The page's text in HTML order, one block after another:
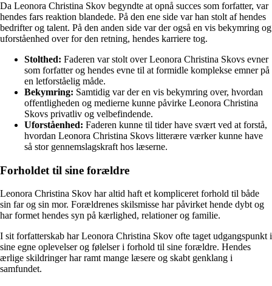
Da Leonora Christina Skov begyndte at opnå succes som forfatter, var
hendes fars reaktion blandede. På den ene side var han stolt af hendes
bedrifter og talent. På den anden side var der også en vis bekymring og
uforståenhed over for den retning, hendes karriere tog.
Stolthed: Faderen var stolt over Leonora Christina Skovs evner
som forfatter og hendes evne til at formidle komplekse emner på
en letforståelig måde.
Bekymring: Samtidig var der en vis bekymring over, hvordan
offentligheden og medierne kunne påvirke Leonora Christina
Skovs privatliv og velbefindende.
Uforståenhed: Faderen kunne til tider have svært ved at forstå,
hvordan Leonora Christina Skovs litterære værker kunne have
så stor gennemslagskraft hos læserne.
Forholdet til sine forældre
Leonora Christina Skov har altid haft et kompliceret forhold til både
sin far og sin mor. Forældrenes skilsmisse har påvirket hende dybt og
har formet hendes syn på kærlighed, relationer og familie.
I sit forfatterskab har Leonora Christina Skov ofte taget udgangspunkt i
sine egne oplevelser og følelser i forhold til sine forældre. Hendes
ærlige skildringer har ramt mange læsere og skabt genklang i
samfundet.